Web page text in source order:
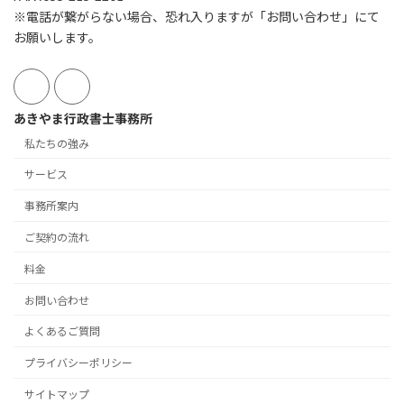
※電話が繋がらない場合、恐れ入りますが「お問い合わせ」にて
お願いします。
あきやま行政書士事務所
私たちの強み
サービス
事務所案内
ご契約の流れ
料金
お問い合わせ
よくあるご質問
プライバシーポリシー
サイトマップ